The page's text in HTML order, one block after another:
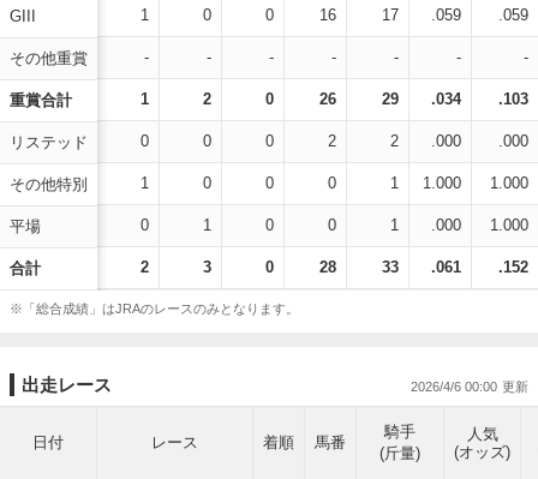
GIII
その他重賞
重賞合計
リステッド
その他特別
平場
合計
1 0 0 16 17 .059 .059
- - - - - - -
1 2 0 26 29 .034 .103
0 0 0 2 2 .000 .000
1 0 0 0 1 1.000 1.000
0 1 0 0 1 .000 1.000
2 3 0 28 33 .061 .152
※「総合成績」はJRAのレースのみとなります。
出走レース 2026/4/6 00:00
日付 レース 着順 馬番
騎手
(斤量)
人気
(オッズ)